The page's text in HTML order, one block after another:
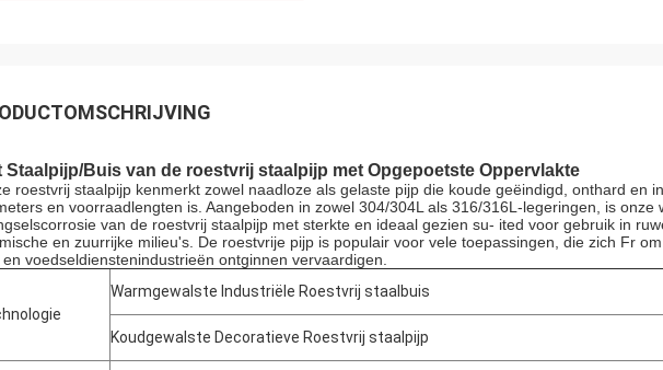
Staalpijp/Buis van de roestvrij staalpijp met Opgepoetste Oppervlakte
roestvrij staalpijp kenmerkt zowel naadloze als gelaste pijp die koude geëindigd, onthard en
en voorraadlengten is. Aangeboden in zowel 304/304L als 316/316L-legeringen, is onze
van de roestvrij staalpijp met sterkte en ideaal gezien su- ited voor gebruik in
en zuurrijke milieu's. De roestvrije pijp is populair voor vele toepassingen, die zich Fr
voedseldienstenindustrieën ontginnen vervaardigen.
Warmgewalste Industriële Roestvrij staalbuis
Koudgewalste Decoratieve Roestvrij staalpijp